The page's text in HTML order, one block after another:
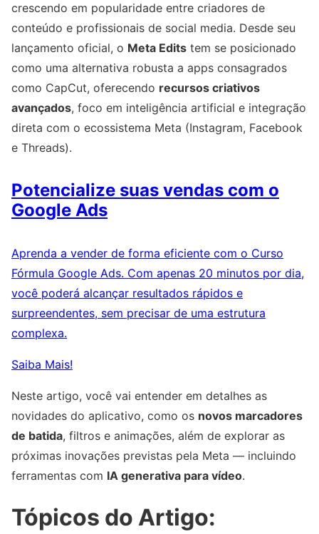
crescendo em popularidade entre criadores de
conteúdo e profissionais de social media. Desde seu
lançamento oficial, o Meta Edits tem se posicionado
como uma alternativa robusta a apps consagrados
como CapCut, oferecendo recursos criativos
avançados, foco em inteligência artificial e integração
direta com o ecossistema Meta (Instagram, Facebook
e Threads).
Potencialize suas vendas com o
Google Ads
Aprenda a vender de forma eficiente com o Curso
Fórmula Google Ads. Com apenas 20 minutos por dia,
você poderá alcançar resultados rápidos e
surpreendentes, sem precisar de uma estrutura
complexa.
Saiba Mais!
Neste artigo, você vai entender em detalhes as
novidades do aplicativo, como os novos marcadores
de batida, filtros e animações, além de explorar as
próximas inovações previstas pela Meta — incluindo
ferramentas com IA generativa para vídeo.
Tópicos do Artigo: